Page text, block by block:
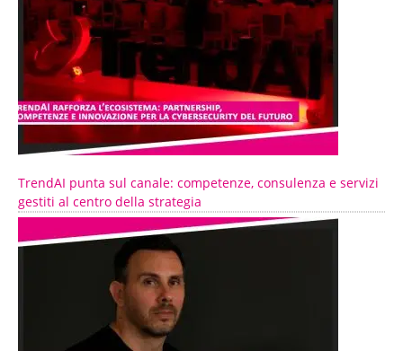
TrendAI punta sul canale: competenze, consulenza e servizi
gestiti al centro della strategia